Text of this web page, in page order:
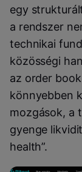
egy
a rendszer
technikai
közösségi
az order
könnyebben
mozgások, a
gyenge
health”.